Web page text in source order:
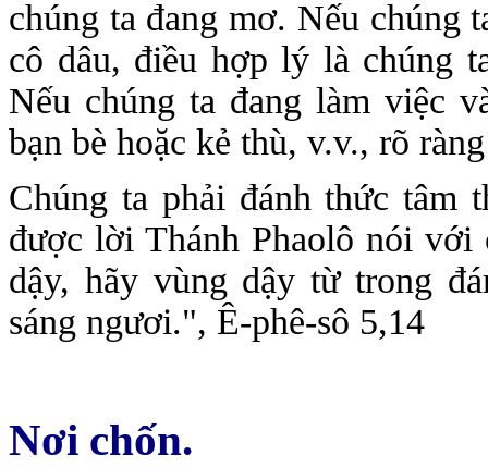
chúng ta đang mơ. Nếu chúng
cô dâu, điều hợp lý là chúng
Nếu chúng ta đang làm việc
bạn bè hoặc kẻ thù, v.v., rõ
Chúng ta phải đánh thức tâm
được lời Thánh Phaolô nói
dậy, hãy vùng dậy từ trong
sáng ngươi.", Ê-phê-sô 5,14
Nơi chốn.